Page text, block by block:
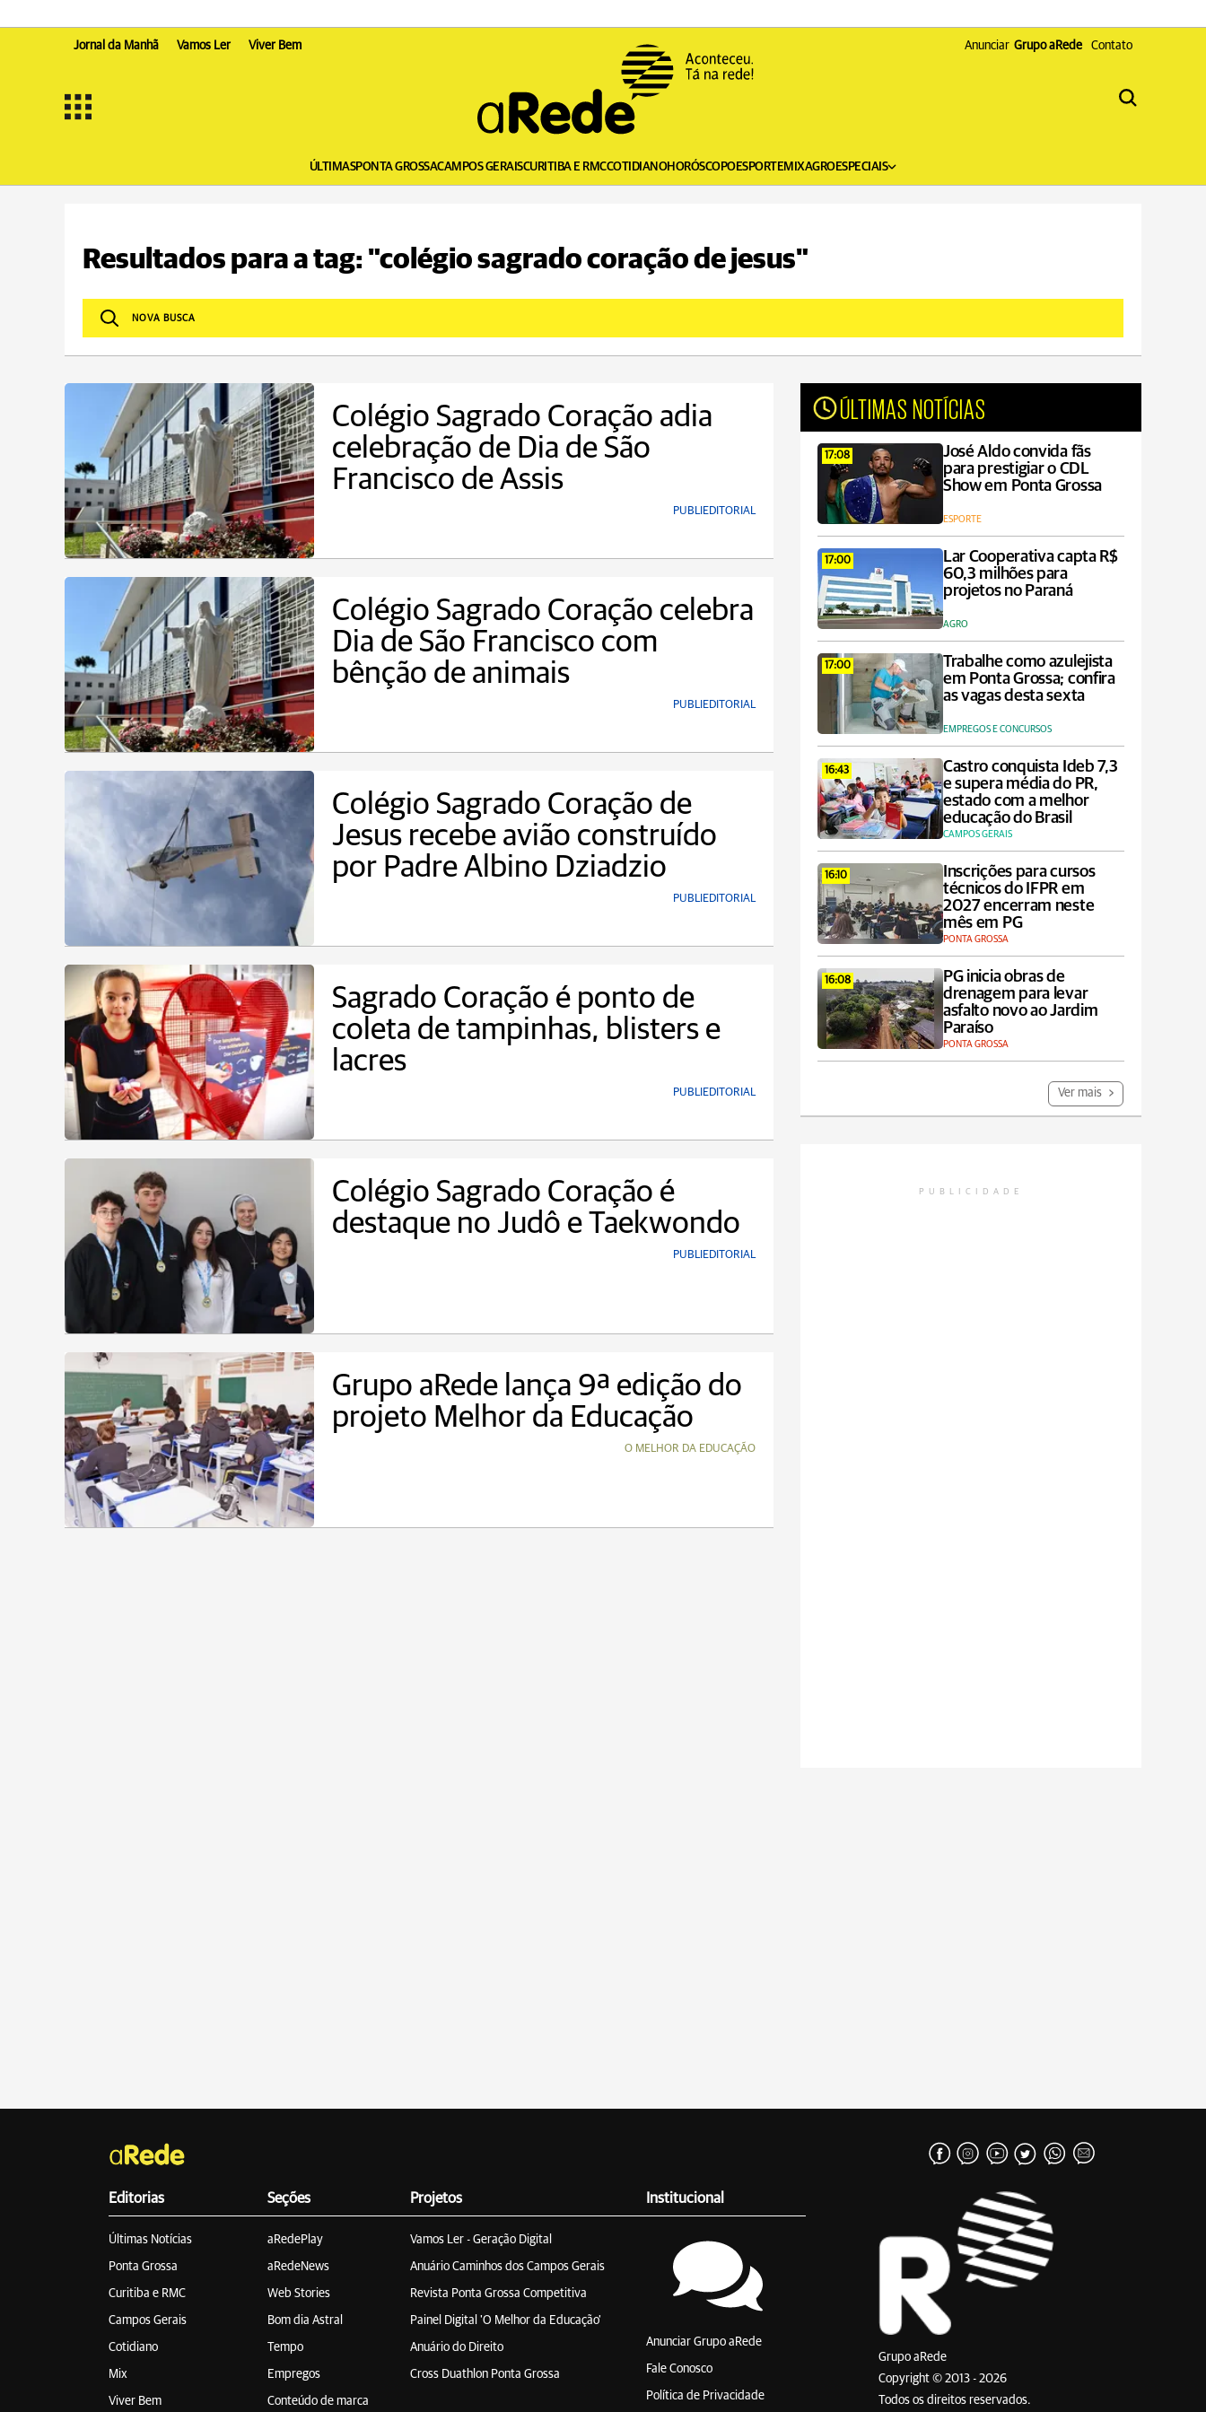
Jornal da Manhã Vamos Ler Viver Bem Anunciar Grupo aRede Contato
ÚLTIMASPONTA GROSSACAMPOS GERAISCURITIBA E RMCCOTIDIANOHORÓSCOPOESPORTEMIXAGROESPECIAIS
Resultados para a tag: "colégio sagrado coração de jesus"
Colégio Sagrado Coração adia
celebração de Dia de São
Francisco de Assis
PUBLIEDITORIAL
Colégio Sagrado Coração celebra
Dia de São Francisco com
bênção de animais
PUBLIEDITORIAL
Colégio Sagrado Coração de
Jesus recebe avião construído
por Padre Albino Dziadzio
PUBLIEDITORIAL
Sagrado Coração é ponto de
coleta de tampinhas, blisters e
lacres
PUBLIEDITORIAL
Colégio Sagrado Coração é
destaque no Judô e Taekwondo
PUBLIEDITORIAL
Grupo aRede lança 9ª edição do
projeto Melhor da Educação
O MELHOR DA EDUCAÇÃO
ÚLTIMAS NOTÍCIAS
17:08
José Aldo convida fãs
para prestigiar o CDL
Show em Ponta Grossa
ESPORTE
17:00
Lar Cooperativa capta R$
60,3 milhões para
projetos no Paraná
AGRO
17:00
Trabalhe como azulejista
em Ponta Grossa; confira
as vagas desta sexta
EMPREGOS E CONCURSOS
16:43
Castro conquista Ideb 7,3
e supera média do PR,
estado com a melhor
educação do Brasil
CAMPOS GERAIS
16:10
Inscrições para cursos
técnicos do IFPR em
2027 encerram neste
mês em PG
PONTA GROSSA
16:08
PG inicia obras de
drenagem para levar
asfalto novo ao Jardim
Paraíso
PONTA GROSSA
Ver mais
PUBLICIDADE
Editorias
Últimas Notícias
Ponta Grossa
Curitiba e RMC
Campos Gerais
Cotidiano
Mix
Viver Bem
Seções
aRedePlay
aRedeNews
Web Stories
Bom dia Astral
Tempo
Empregos
Conteúdo de marca
Projetos
Vamos Ler - Geração Digital
Anuário Caminhos dos Campos Gerais
Revista Ponta Grossa Competitiva
Painel Digital 'O Melhor da Educação'
Anuário do Direito
Cross Duathlon Ponta Grossa
Institucional
Anunciar Grupo aRede
Fale Conosco
Política de Privacidade
Grupo aRede
Copyright © 2013 - 2026
Todos os direitos reservados.